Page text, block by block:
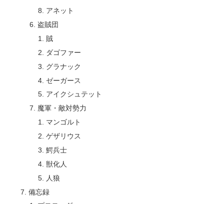
アネット
盗賊団
賊
ダゴファー
グラナック
ゼーガース
アイクシュテット
魔軍・敵対勢力
マンゴルト
ゲザリウス
鰐兵士
獣化人
人狼
備忘録